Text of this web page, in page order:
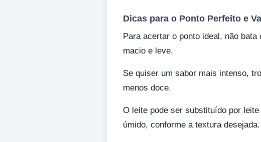
Dicas para o Ponto Perfeito e
Para acertar o ponto ideal, não
macio e leve.
Se quiser um sabor mais intenso,
menos doce.
O leite pode ser substituído por
úmido, conforme a textura desejada.